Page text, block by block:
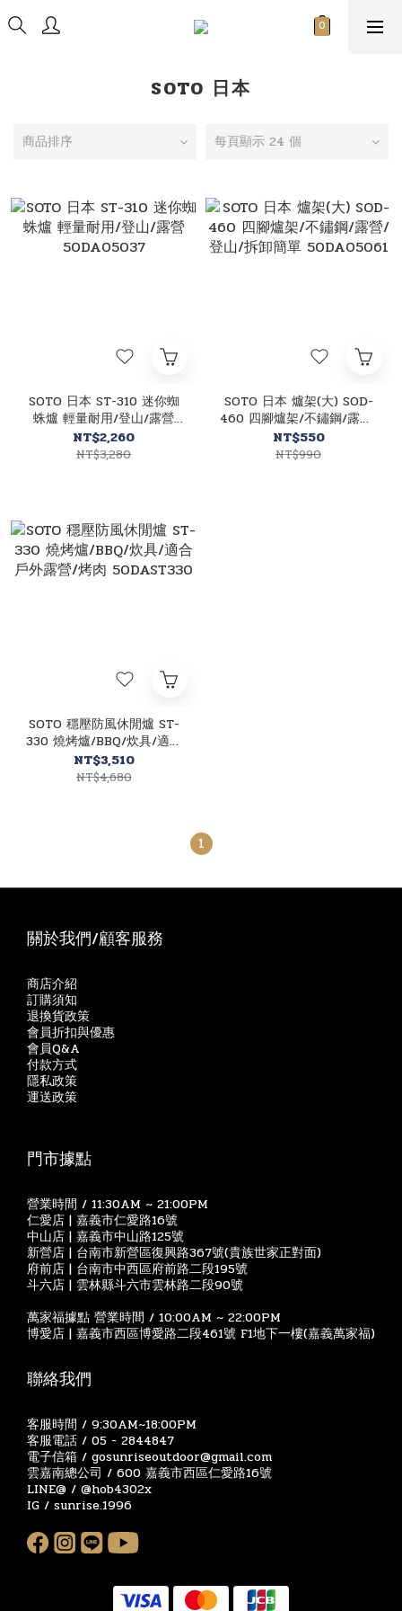
SOTO 日本
商品排序 每頁顯示 24 個
SOTO 日本 ST-310 迷你蜘
蛛爐 輕量耐用/登山/露營
50DA05037
NT$2,260
NT$3,280
SOTO 日本 爐架(大) SOD-
460 四腳爐架/不鏽鋼/露營/
登山/拆卸簡單 50DA05061
NT$550
NT$990
SOTO 穩壓防風休閒爐 ST-
330 燒烤爐/BBQ/炊具/適合
戶外露營/烤肉 50DAST330
NT$3,510
NT$4,680
1
關於我們/顧客服務
商店介紹
訂購須知
退換貨政策
會員折扣與優惠
會員Q&A
付款方式
隱私政策
運送政策
門市據點
營業時間 / 11:30AM ~ 21:00PM
仁愛店 | 嘉義市仁愛路16號
中山店 | 嘉義市中山路125號
新營店 | 台南市新營區復興路367號(貴族世家正對面)
府前店 | 台南市中西區府前路二段195號
斗六店 | 雲林縣斗六市雲林路二段90號
萬家福據點 營業時間 / 10:00AM ~ 22:00PM
博愛店 | 嘉義市西區博愛路二段461號 F1地下一樓(嘉義萬家福)
聯絡我們
客服時間 / 9:30AM~18:00PM
客服電話 / 05 - 2844847
電子信箱 / gosunriseoutdoor@gmail.com
雲嘉南總公司 / 600 嘉義市西區仁愛路16號
LINE@ / @hob4302x
IG / sunrise.1996